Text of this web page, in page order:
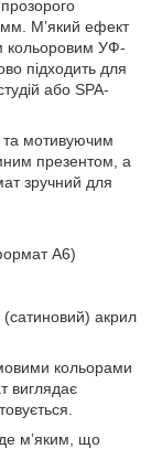
мм. М’який ефект
кольоровим УФ-
підходить для
або SPA-
та мотивуючим
презентом, а
зручний для
А6)
акрил
кольорами
виглядає
м’яким, що